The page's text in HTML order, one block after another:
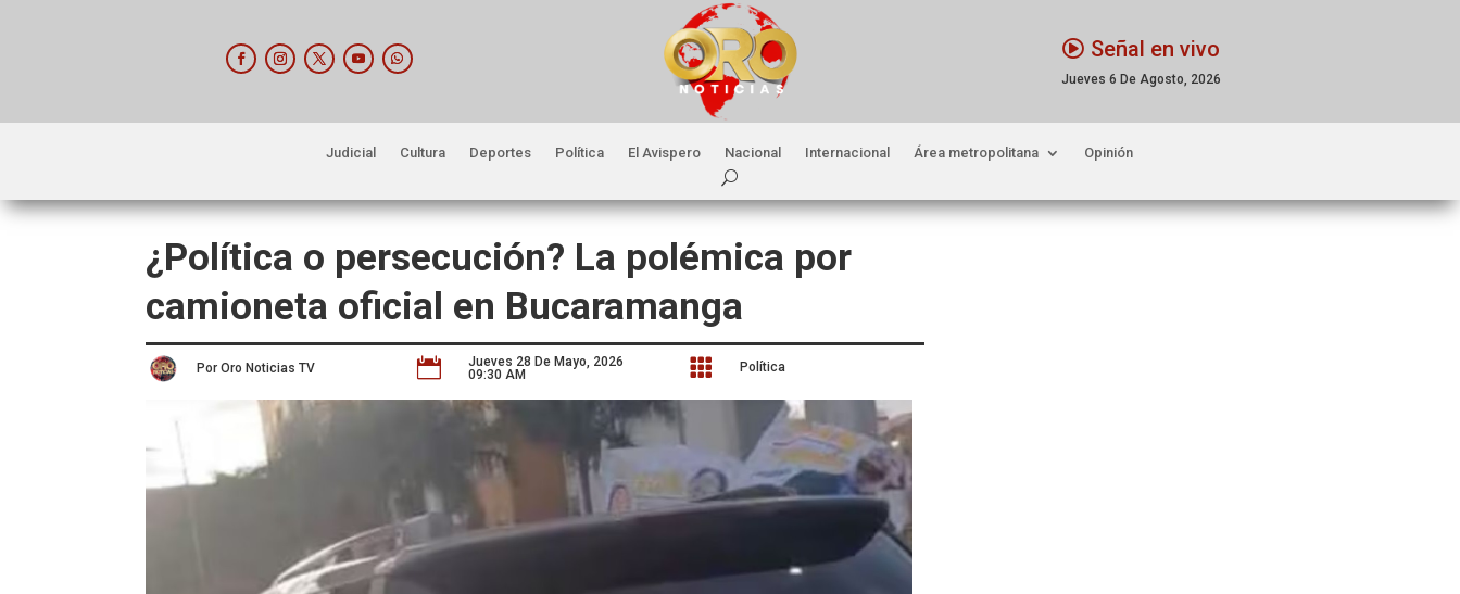
Señal en vivo
Jueves 6 De Agosto, 2026
Judicial Cultura Deportes Política El Avispero Nacional Internacional Área metropolitana Opinión
¿Política o persecución? La polémica por
camioneta oficial en Bucaramanga
Por Oro Noticias TV 
Jueves 28 De Mayo, 2026
09:30 AM
 Política